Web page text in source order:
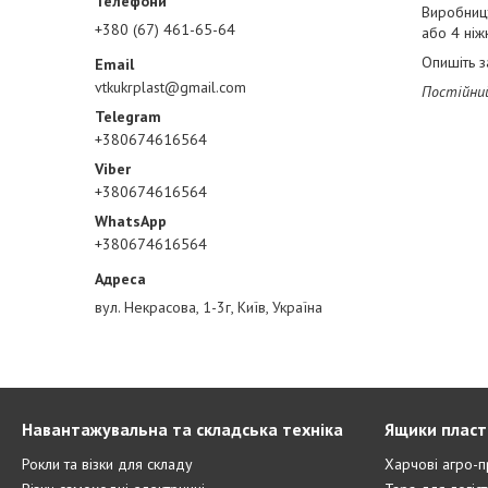
+380 (67) 461-65-64
vtkukrplast@gmail.com
+380674616564
+380674616564
+380674616564
вул. Некрасова, 1-3г, Київ, Україна
або 4
Опишіть
Навантажувальна та складська техніка
Рокли та візки для складу
Ящики
Харчові агро-